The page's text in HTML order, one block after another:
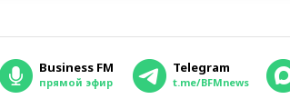
Business FM
прямой эфир
Telegram
t.me/BFMnews